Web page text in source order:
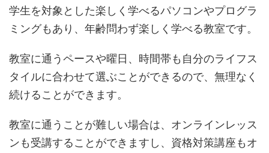
学生を対象とした楽しく学べるパソコンやプログラ
ミングもあり、年齢問わず楽しく学べる教室です。
教室に通うペースや曜日、時間帯も自分のライフス
タイルに合わせて選ぶことができるので、無理なく
続けることができます。
教室に通うことが難しい場合は、オンラインレッス
ンも受講することができますし、資格対策講座もオ